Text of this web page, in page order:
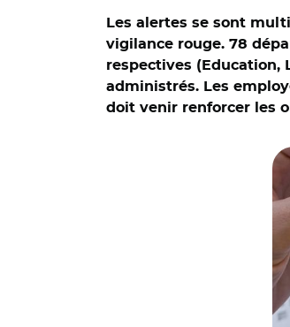
Les alertes se sont
vigilance rouge. 78
respectives (Education,
administrés. Les
doit venir renforcer les